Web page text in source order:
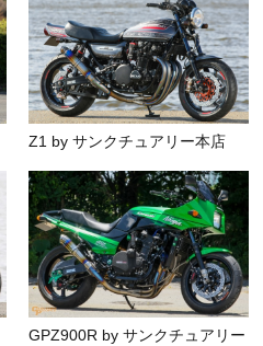
Z1 by サンクチュアリー本店
GPZ900R by サンクチュアリー